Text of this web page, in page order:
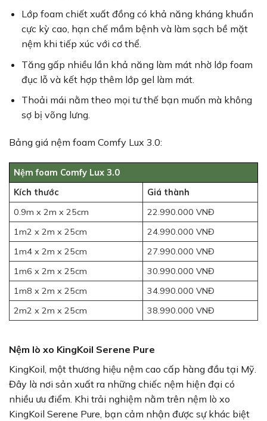
Lớp foam chiết xuất đồng có khả năng kháng khuẩn
cực kỳ cao, hạn chế mầm bệnh và làm sạch bề mặt
nệm khi tiếp xúc với cơ thể.
Tăng gấp nhiều lần khả năng làm mát nhờ lớp foam
đục lỗ và kết hợp thêm lớp gel làm mát.
Thoải mái nằm theo mọi tư thế bạn muốn mà không
sợ bị võng lưng.
Bảng giá nệm foam Comfy Lux 3.0:
Nệm foam Comfy Lux 3.0
Kích thước
Giá thành
0.9m x 2m x 25cm
22.990.000 VNĐ
1m2 x 2m x 25cm
24.990.000 VNĐ
1m4 x 2m x 25cm
27.990.000 VNĐ
1m6 x 2m x 25cm
30.990.000 VNĐ
1m8 x 2m x 25cm
34.990.000 VNĐ
2m2 x 2m x 25cm
38.990.000 VNĐ
Nệm lò xo KingKoil Serene Pure
KingKoil, một thương hiệu nệm cao cấp hàng đầu tại Mỹ.
Đây là nơi sản xuất ra những chiếc nệm hiện đại có
nhiều ưu điểm. Khi trải nghiệm nằm trên nệm lò xo
KingKoil Serene Pure, bạn cảm nhận được sự khác biệt